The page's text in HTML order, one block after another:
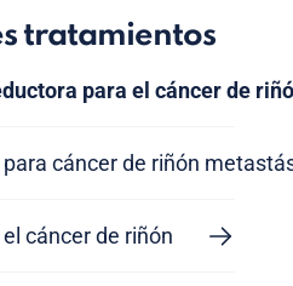
tratamientos
para el cáncer de
cáncer de riñón
cáncer de riñón